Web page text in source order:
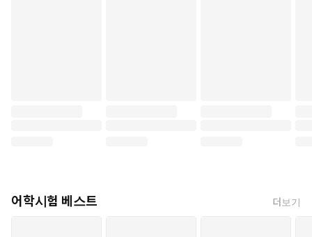
어학시험 베스트 더보기